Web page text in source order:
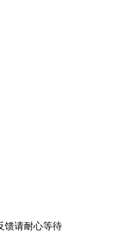
馈请耐心等待